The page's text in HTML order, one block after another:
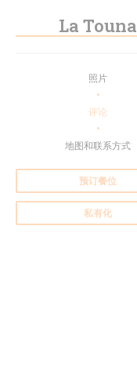
La Touna
照片
评论
地图和联系方式
预订餐位
私有化